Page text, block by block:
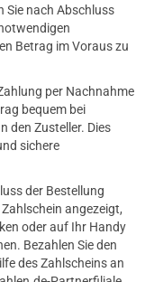
Sie nach Abschluss
Betrag im Voraus zu
per Nachnahme
bequem bei
den Zusteller. Dies
sichere
der Bestellung
angezeigt,
oder auf Ihr Handy
Bezahlen Sie den
des Zahlscheins an